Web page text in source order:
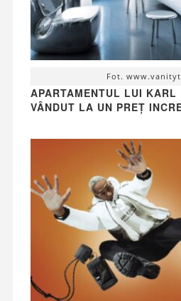
Fot.
APARTAMENTUL LUI
VÂNDUT LA UN PREȚ